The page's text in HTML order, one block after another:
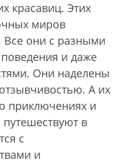
красавиц. Этих
миров
они с разными
и даже
Они наделены
А их
приключениях и
в
с
и